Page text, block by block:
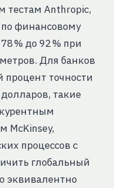
тестам Anthropic,
по финансовому
% до 92 % при
Для банков
точности
такие
McKinsey,
процессов с
глобальный
эквивалентно